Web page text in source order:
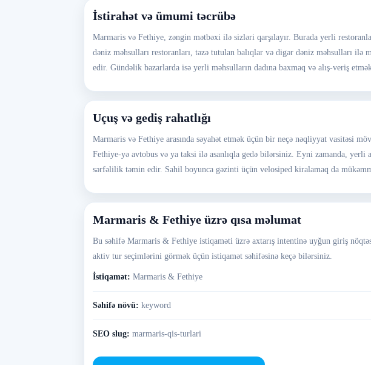
İstirahət və ümumi təcrübə
Marmaris və Fethiye, zəngin mətbəxi ilə sizləri qarşılayır. Burada yerli
dəniz məhsulları restoranları, təzə tutulan balıqlar və digər dəniz məhsulları
edir. Gündəlik bazarlarda isə yerli məhsulların dadına baxmaq və alış-veriş
Uçuş və gediş rahatlığı
Marmaris və Fethiye arasında səyahət etmək üçün bir neçə nəqliyyat vasitəsi
Fethiye-yə avtobus və ya taksi ilə asanlıqla gedə bilərsiniz. Eyni zamanda,
sərfəlilik təmin edir. Sahil boyunca gəzinti üçün velosiped kiralamaq da
Marmaris & Fethiye üzrə qısa məlumat
Bu səhifə Marmaris & Fethiye istiqaməti üzrə axtarış intentinə uyğun giriş
aktiv tur seçimlərini görmək üçün istiqamət səhifəsinə keçə bilərsiniz.
İstiqamət: Marmaris & Fethiye
Səhifə növü: keyword
SEO slug: marmaris-qis-turlari